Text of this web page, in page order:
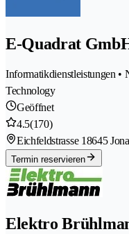
E-Quadrat
Informatikdienstleistungen •
Technology
Geöffnet
4.5(170)
Eichfeldstrasse 18645 Jona
Termin reservieren
Elektro